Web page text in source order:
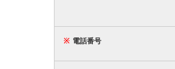
※ 電話番号